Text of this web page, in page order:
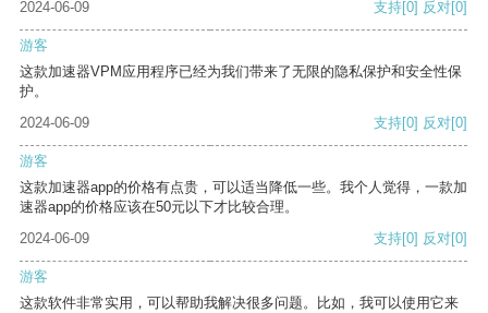
2024-06-09 支持[0] 反对[0]
游客
这款加速器VPM应用程序已经为我们带来了无限的隐私保护和安全性保
护。
2024-06-09
支持[0] 反对[0]
游客
这款加速器app的价格有点贵，可以适当降低一些。我个人觉得，一款加
速器app的价格应该在50元以下才比较合理。
2024-06-09
支持[0] 反对[0]
游客
这款软件非常实用，可以帮助我解决很多问题。比如，我可以使用它来